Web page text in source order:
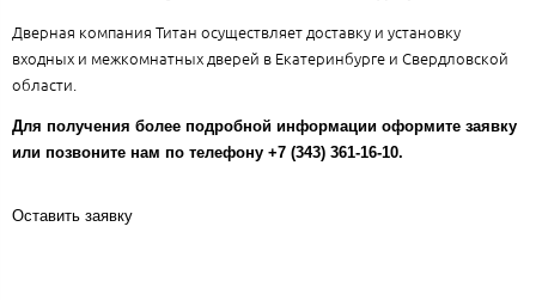
Дверная компания Титан осуществляет доставку и установку
входных и межкомнатных дверей в Екатеринбурге и Свердловской
области.
Для получения более подробной информации оформите заявку
или позвоните нам по телефону +7 (343) 361-16-10.
Оставить заявку